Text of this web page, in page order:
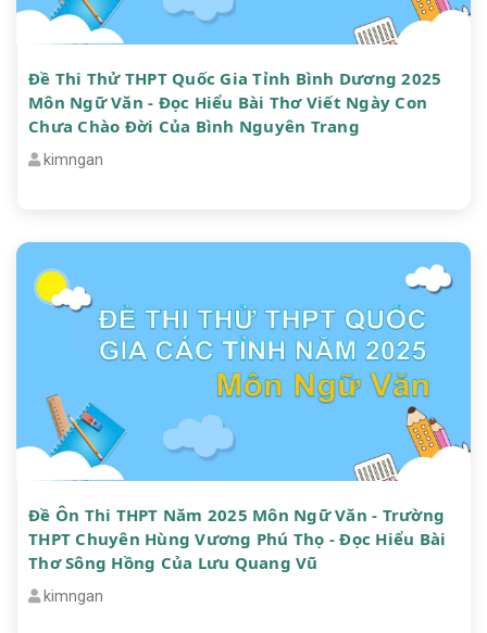
Đề Thi Thử THPT Quốc Gia Tỉnh Bình Dương 2025
Môn Ngữ Văn - Đọc Hiểu Bài Thơ Viết Ngày Con
Chưa Chào Đời Của Bình Nguyên Trang
kimngan
Đề Ôn Thi THPT Năm 2025 Môn Ngữ Văn - Trường
THPT Chuyên Hùng Vương Phú Thọ - Đọc Hiểu Bài
Thơ Sông Hồng Của Lưu Quang Vũ
kimngan